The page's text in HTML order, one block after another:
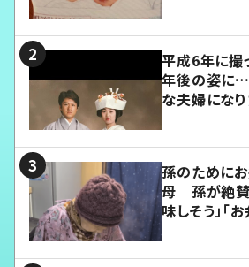
平成6年に
年後の姿に…
な夫婦になり
孫のために
母 孫が絶賛
味しそう」「